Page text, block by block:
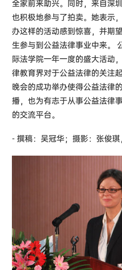
全家前来助兴。同时，来自深
也积极地参与了拍卖。她表示
办这样的活动感到惊喜，并期
生参与到公益法律事业中来。
际法学院一年一度的盛大活动
律教育界对于公益法律的关注
晚会的成功举办使得公益法律
播，也为有志于从事公益法律
的交流平台。
- 撰稿：吴冠华；摄影：张俊